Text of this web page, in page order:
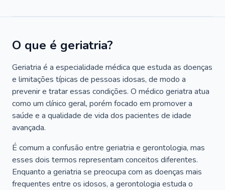
O que é geriatria?
Geriatria é a especialidade médica que estuda as doenças
e limitações típicas de pessoas idosas, de modo a
prevenir e tratar essas condições. O médico geriatra atua
como um clínico geral, porém focado em promover a
saúde e a qualidade de vida dos pacientes de idade
avançada.
É comum a confusão entre geriatria e gerontologia, mas
esses dois termos representam conceitos diferentes.
Enquanto a geriatria se preocupa com as doenças mais
frequentes entre os idosos, a gerontologia estuda o